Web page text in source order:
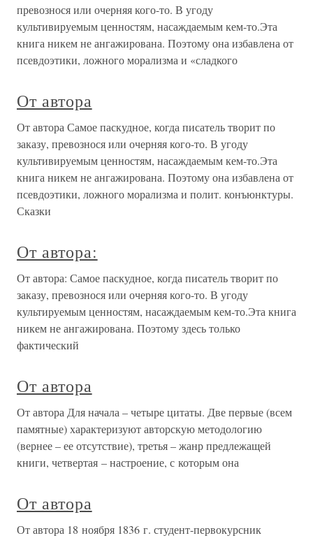
превознося или очерняя кого-то. В угоду
культивируемым ценностям, насаждаемым кем-то.Эта
книга никем не ангажирована. Поэтому она избавлена от
псевдоэтики, ложного морализма и «сладкого
От автора
От автора Самое паскудное, когда писатель творит по
заказу, превознося или очерняя кого-то. В угоду
культивируемым ценностям, насаждаемым кем-то.Эта
книга никем не ангажирована. Поэтому она избавлена от
псевдоэтики, ложного морализма и полит. конъюнктуры.
Сказки
От автора:
От автора: Самое паскудное, когда писатель творит по
заказу, превознося или очерняя кого-то. В угоду
культируемым ценностям, насаждаемым кем-то.Эта книга
никем не ангажирована. Поэтому здесь только
фактический
От автора
От автора Для начала – четыре цитаты. Две первые (всем
памятные) характеризуют авторскую методологию
(вернее – ее отсутствие), третья – жанр предлежащей
книги, четвертая – настроение, с которым она
От автора
От автора 18 ноября 1836 г. студент-первокурсник